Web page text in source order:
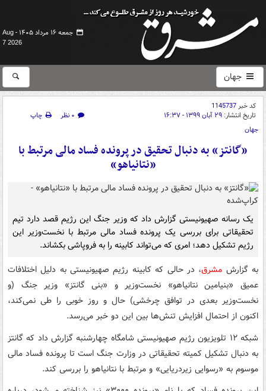
جمعه ۱۶ مرداد ۱۴۰۵ -
Aug
7 2026
جهان
کد خبر1145737
تاریخ انتشار: ۲۹ آبان ۱۳۹۹ - ۱۶:۳۷ ۰ نظر
چاپ
جهان
«گانتز» به دنبال تحقیق در پرونده فساد مالی مرتبط با
«نتانیاهو»
یک رسانه صهیونیستی گزارش داد که وزیر جنگ این رژیم قصد دارد تیم
تحقیقاتی برای بررسی یک پرونده فساد مالی مرتبط با نخست‌وزیر این
رژیم تشکیل دهد؛ امری که می‌تواند کابینه را به فروپاشی بکشاند.
به گزارش مشرق، در حالی که کابینه رژیم صهیونیستی به دلیل اختلافات
عمیق «بنیامین نتانیاهو» نخست‌وزیر و «بنی گانتز» وزیر جنگ (و
نخست‌وزیر بعدی در توافق چرخشی) حال و روز خوبی را طی نمی‌کند،
اکنون از احتمال افزایش تنش‌ها بین این دو خبر می‌رسد.
شبکه ۱۲ تلویزیون رژیم صهیونیستی شامگاه چهارشنبه گزارش داد که گانتز
به دنبال تشکیل کمیته تحقیقاتی در وزارت جنگ است تا پرونده فساد مالی
موسوم به «رسوایی زیردریایی» و مرتبط با نتانیاهو را بررسی کند.